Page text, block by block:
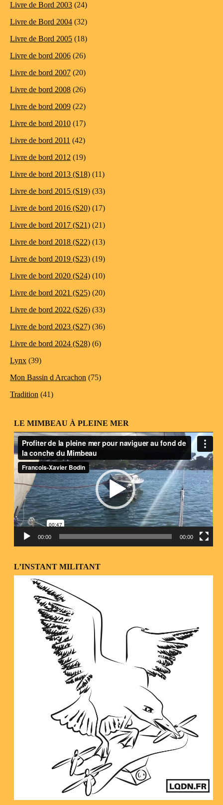
Livre de Bord 2003 (24)
Livre de Bord 2004 (32)
Livre de Bord 2005 (18)
Livre de bord 2006 (26)
Livre de bord 2007 (20)
Livre de bord 2008 (26)
Livre de bord 2009 (22)
Livre de bord 2010 (17)
Livre de bord 2011 (42)
Livre de bord 2012 (19)
Livre de bord 2013 (S18) (11)
Livre de bord 2015 (S19) (33)
Livre de bord 2016 (S20) (17)
Livre de bord 2017 (S21) (21)
Livre de bord 2018 (S22) (13)
Livre de bord 2019 (S23) (19)
Livre de bord 2020 (S24) (10)
Livre de bord 2021 (S25) (20)
Livre de bord 2022 (S26) (33)
Livre de bord 2023 (S27) (36)
Livre de bord 2024 (S28) (6)
Lynx (39)
Mon Bassin d Arcachon (75)
Tradition (41)
LE MIMBEAU À PLEINE MER
Lecteur
vidéo
00:00 00:00
L’INSTANT MILITANT